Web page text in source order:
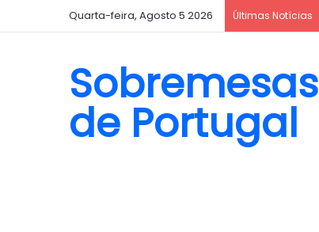
Quarta-feira, Agosto 5 2026 Últimas Notícias
Sobremesas
de Portugal